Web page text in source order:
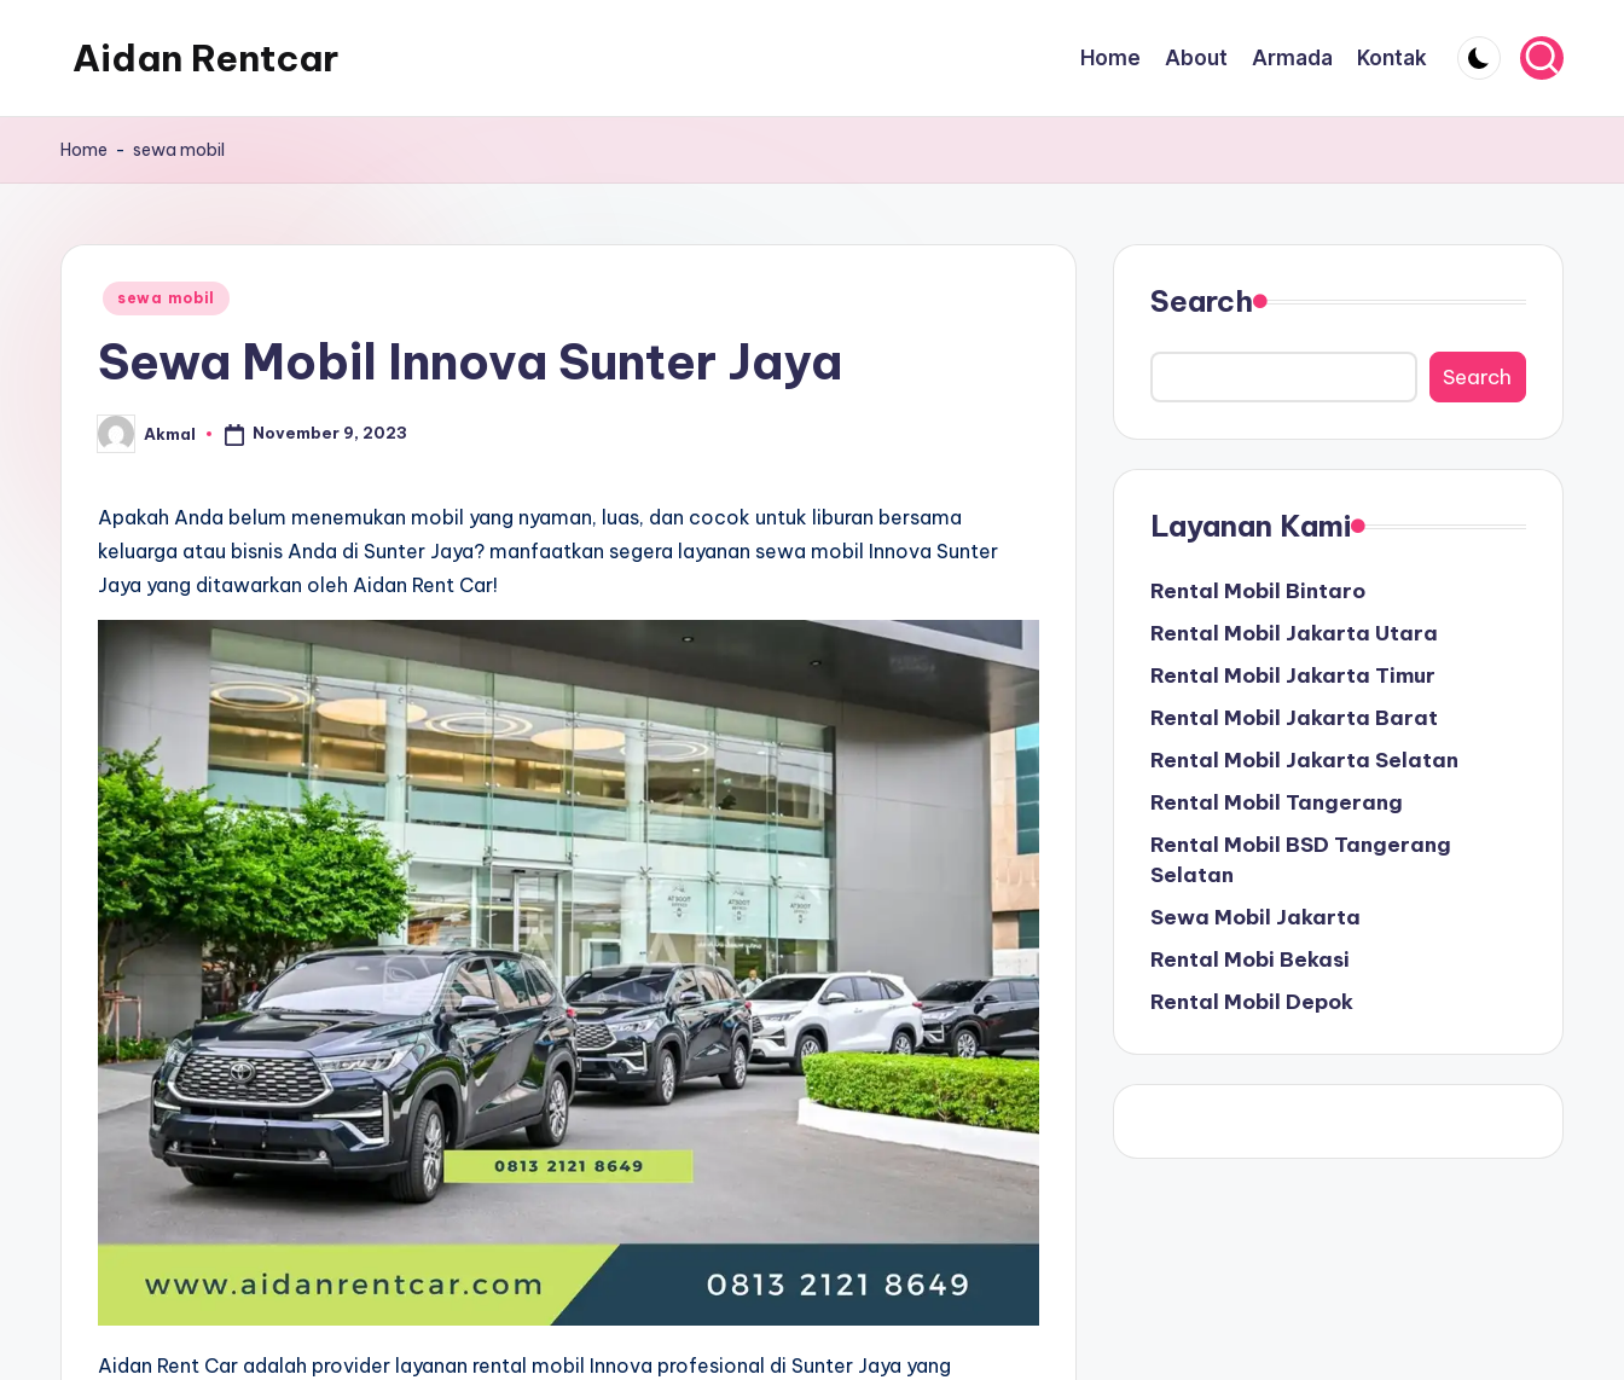
Aidan Rentcar
Mobil
Home About Armada Kontak
Home - sewa mobil
Posted
sewa mobil
Sewa Mobil Innova Sunter Jaya
Posted
by
Akmal November 9, 2023
Apakah Anda belum menemukan mobil yang nyaman, luas, dan cocok untuk liburan bersama
keluarga atau bisnis Anda di Sunter Jaya? manfaatkan segera layanan sewa mobil Innova Sunter
Jaya yang ditawarkan oleh Aidan Rent Car!
Aidan Rent Car adalah provider layanan rental mobil Innova profesional di Sunter Jaya yang
Search
Search
Layanan Kami
Rental Mobil Bintaro
Rental Mobil Jakarta Utara
Rental Mobil Jakarta Timur
Rental Mobil Jakarta Barat
Rental Mobil Jakarta Selatan
Rental Mobil Tangerang
Rental Mobil BSD Tangerang
Selatan
Sewa Mobil Jakarta
Rental Mobi Bekasi
Rental Mobil Depok